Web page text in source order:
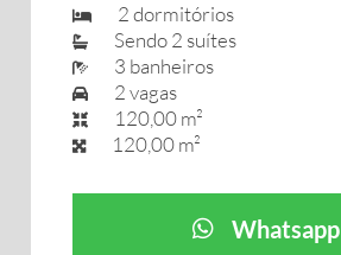
2 dormitórios
Sendo 2 suítes
3 banheiros
2 vagas
120,00 m²
120,00 m²
Whatsapp